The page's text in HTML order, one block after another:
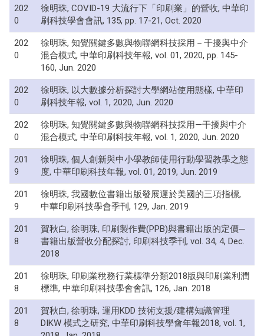
202
0
徐明珠, COVID-19 大流行下「印刷業」的營收, 中華印
刷科技學會會訊, 135, pp. 17-21, Oct. 2020
202
0
徐明珠, 知覺關鍵多數與物聯網科技採用－干擾與中介
混合模式, 中華印刷科技年報, vol. 01, 2020, pp. 145-
160, Jun. 2020
202
0
徐明珠, 以大數據分析探討大學網站使用態樣, 中華印
刷科技年報, vol. 1, 2020, Jun. 2020
202
0
徐明珠, 知覺關鍵多數與物聯網科技採用—干擾與中介
混合模式, 中華印刷科技年報, vol. 1, 2020, Jun. 2020
201
9
徐明珠, 個人創新與中小學教師使用行動學習教學之態
度, 中華印刷科技年報, vol. 01, 2019, Jun. 2019
201
9
徐明珠, 我國數位書籍出版發展遲於美國的三項指標,
中華印刷科技學會季刊, 129, Jan. 2019
201
8
賀秋白, 徐明珠, 印刷製作費(PPB)與書籍出版的定價─
書籍出版營收分配探討, 印刷科技季刊, vol. 34, 4, Dec.
2018
201
8
徐明珠, 印刷業稅務行業標準分類2018版與印刷業利潤
標準, 中華印刷科技學會會訊, 126, Jan. 2018
201
8
賀秋白, 徐明珠, 運用KDD 技術支援/建構知識管理
DIKW 模式之研究, 中華印刷科技學會年報2018, vol. 1,